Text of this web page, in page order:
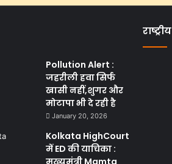
Pollution Alert :
जहरीली हवा सिर्फ
खासी नहीं,शुगर और
मोटापा भी दे रही है
January 20, 2026
Kolkata HighCourt
में ED की याचिका :
राष्ट्रीय